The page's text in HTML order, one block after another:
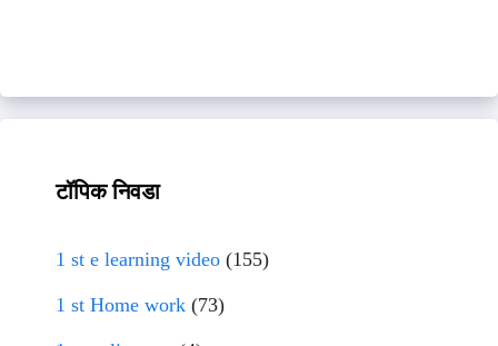
टॉपिक निवडा
1 st e learning video (155)
1 st Home work (73)